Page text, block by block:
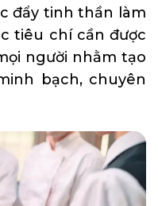
đẩy tinh thần làm
tiêu chí cần được
người nhằm tạo
bạch, chuyên